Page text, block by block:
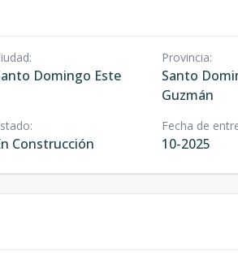
:
Domingo Este
Provincia:
Santo
Guzmán
:
Construcción
Fecha de
10-2025